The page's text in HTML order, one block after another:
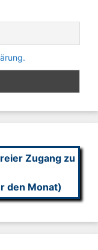
Zugang zu
den Monat)